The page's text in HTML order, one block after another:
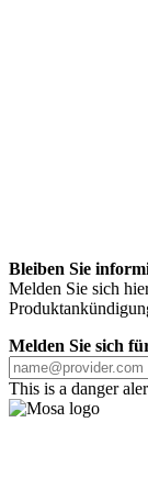
Bleiben Sie
Melden Sie sich
Melden Sie sich
This is a danger